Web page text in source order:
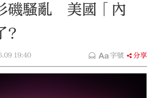
磯騷亂 美國「內
19:40 字號 分享